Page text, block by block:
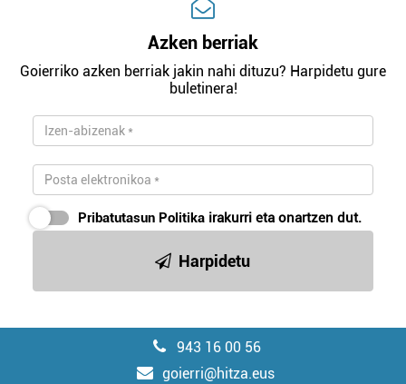
Azken berriak
Goierriko azken berriak jakin nahi dituzu? Harpidetu gure
buletinera!
Pribatutasun Politika irakurri eta onartzen dut.
Harpidetu
943 16 00 56
goierri@hitza.eus